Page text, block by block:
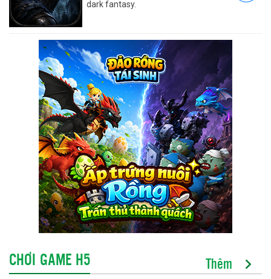
dark fantasy.
CHƠI GAME H5 Thêm